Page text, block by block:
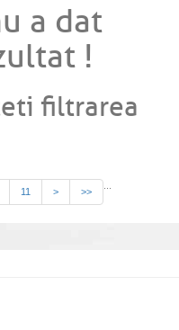
a dat
!
filtrarea
11 > >>